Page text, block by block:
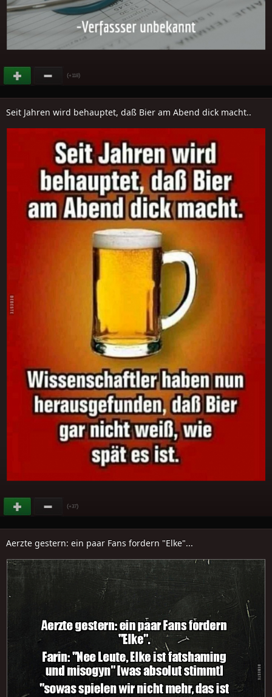
(+118)
Seit Jahren wird behauptet, daß Bier am Abend dick macht..
(+37)
Aerzte gestern: ein paar Fans fordern "Elke"...